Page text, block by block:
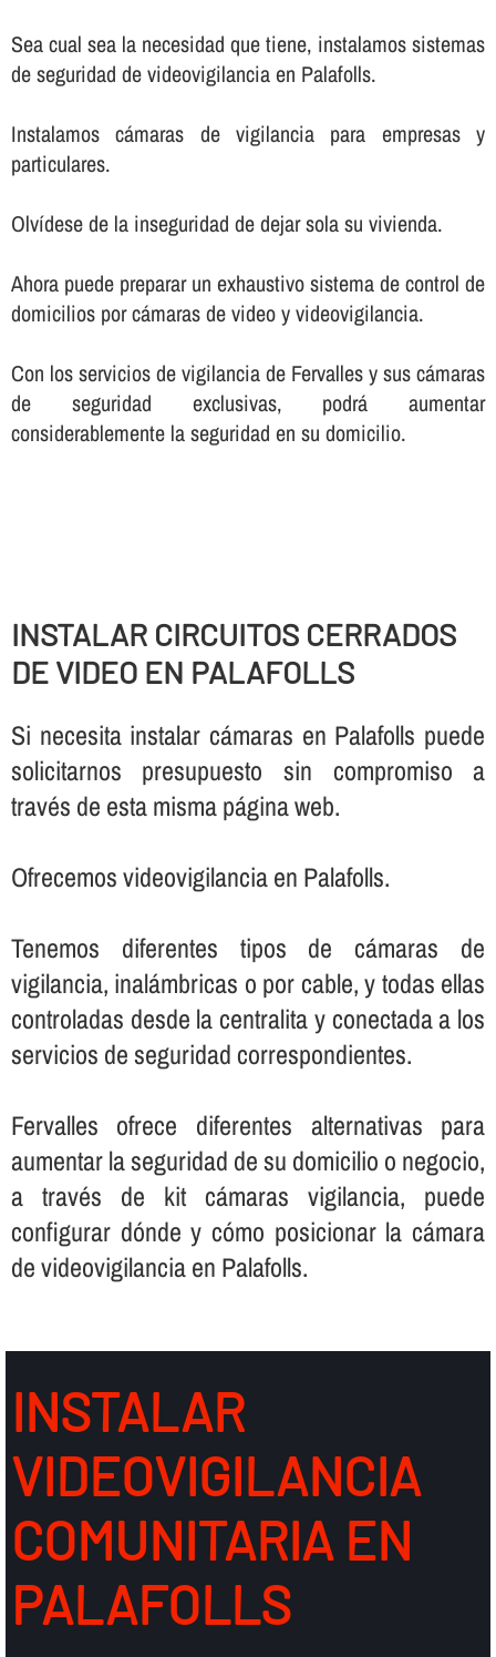
Sea cual sea la necesidad que tiene, instalamos sistemas
de seguridad de videovigilancia en Palafolls.
Instalamos cámaras de vigilancia para empresas y
particulares.
Olví­dese de la inseguridad de dejar sola su vivienda.
Ahora puede preparar un exhaustivo sistema de control de
domicilios por cámaras de video y videovigilancia.
Con los servicios de vigilancia de Fervalles y sus cámaras
de seguridad exclusivas, podrá aumentar
considerablemente la seguridad en su domicilio.
INSTALAR CIRCUITOS CERRADOS
DE VIDEO EN PALAFOLLS
Si necesita instalar cámaras en Palafolls puede
solicitarnos presupuesto sin compromiso a
través de esta misma página web.
Ofrecemos videovigilancia en Palafolls.
Tenemos diferentes tipos de cámaras de
vigilancia, inalámbricas o por cable, y todas ellas
controladas desde la centralita y conectada a los
servicios de seguridad correspondientes.
Fervalles ofrece diferentes alternativas para
aumentar la seguridad de su domicilio o negocio,
a través de kit cámaras vigilancia, puede
configurar dónde y cómo posicionar la cámara
de videovigilancia en Palafolls.
INSTALAR
VIDEOVIGILANCIA
COMUNITARIA EN
PALAFOLLS